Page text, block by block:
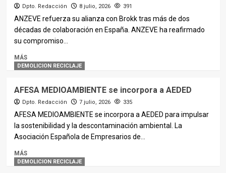
Dpto. Redacción 8 julio, 2026 391
ANZEVE refuerza su alianza con Brokk tras más de dos
décadas de colaboración en España. ANZEVE ha reafirmado
su compromiso...
MÁS
DEMOLICION RECICLAJE
AFESA MEDIOAMBIENTE se incorpora a AEDED
Dpto. Redacción 7 julio, 2026 335
AFESA MEDIOAMBIENTE se incorpora a AEDED para impulsar
la sostenibilidad y la descontaminación ambiental. La
Asociación Española de Empresarios de...
MÁS
DEMOLICION RECICLAJE